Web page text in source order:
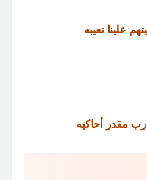
علينا تعيبه
مقدر أحاكيه